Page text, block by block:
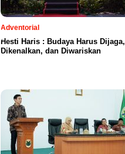
Adventorial
Hesti Haris : Budaya Harus Dijaga,
Dikenalkan, dan Diwariskan